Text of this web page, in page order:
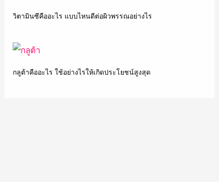
วิตามินซีคืออะไร แบบไหนดีต่อผิวพรรณอย่างไร
กลูต้าคืออะไร ใช้อย่างไรให้เกิดประโยชน์สูงสุด